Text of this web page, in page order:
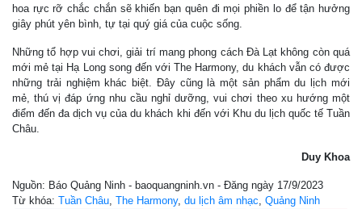
hoa rực rỡ chắc chắn sẽ khiến bạn quên đi mọi phiền lo để tận hưởng
giây phút yên bình, tự tại quý giá của cuộc sống.
Những tổ hợp vui chơi, giải trí mang phong cách Đà Lạt không còn quá
mới mẻ tại Hạ Long song đến với The Harmony, du khách vẫn có được
những trải nghiệm khác biệt. Đây cũng là một sản phẩm du lịch mới
mẻ, thú vị đáp ứng nhu cầu nghỉ dưỡng, vui chơi theo xu hướng một
điểm đến đa dịch vụ của du khách khi đến với Khu du lịch quốc tế Tuần
Châu.
Duy Khoa
Nguồn: Báo Quảng Ninh - baoquangninh.vn - Đăng ngày 17/9/2023
Từ khóa: Tuần Châu The Harmony, du lịch âm nhạc Quảng Ninh